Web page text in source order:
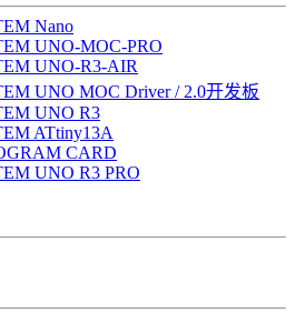
Nano
UNO-MOC-PRO
UNO-R3-AIR
UNO MOC Driver / 2.0开发板
UNO R3
ATtiny13A
CARD
UNO R3 PRO